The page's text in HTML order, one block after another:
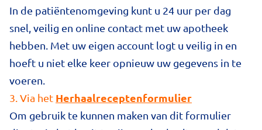
In de patiëntenomgeving kunt u 24 uur per dag
snel, veilig en online contact met uw apotheek
hebben. Met uw eigen account logt u veilig in en
hoeft u niet elke keer opnieuw uw gegevens in te
voeren.
3. Via het Herhaalreceptenformulier
Om gebruik te kunnen maken van dit formulier